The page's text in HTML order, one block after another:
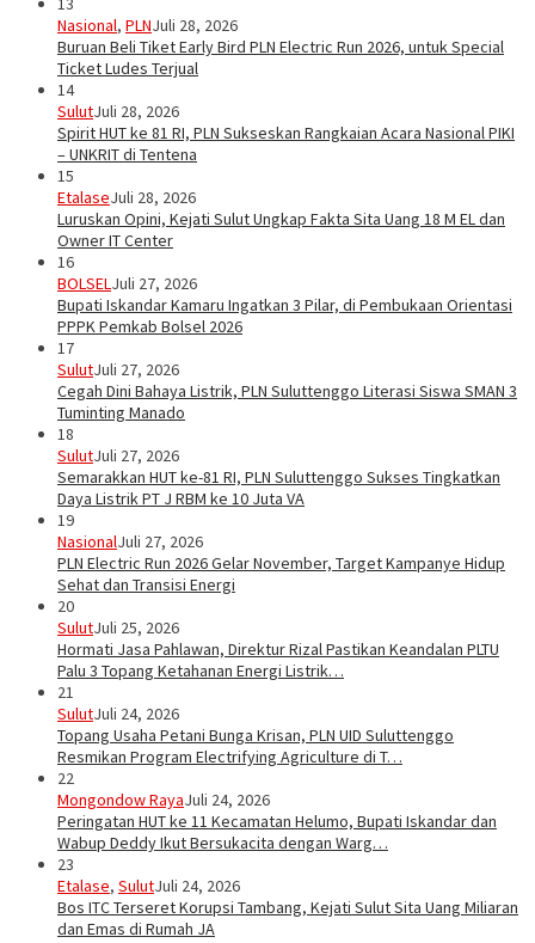
Nasional, PLNJuli 28, 2026
Buruan Beli Tiket Early Bird PLN Electric Run 2026, untuk Special
Ticket Ludes Terjual
14
SulutJuli 28, 2026
Spirit HUT ke 81 RI, PLN Sukseskan Rangkaian Acara Nasional PIKI
– UNKRIT di Tentena
15
EtalaseJuli 28, 2026
Luruskan Opini, Kejati Sulut Ungkap Fakta Sita Uang 18 M EL dan
Owner IT Center
16
BOLSELJuli 27, 2026
Bupati Iskandar Kamaru Ingatkan 3 Pilar, di Pembukaan Orientasi
PPPK Pemkab Bolsel 2026
17
SulutJuli 27, 2026
Cegah Dini Bahaya Listrik, PLN Suluttenggo Literasi Siswa SMAN 3
Tuminting Manado
18
SulutJuli 27, 2026
Semarakkan HUT ke-81 RI, PLN Suluttenggo Sukses Tingkatkan
Daya Listrik PT J RBM ke 10 Juta VA
19
NasionalJuli 27, 2026
PLN Electric Run 2026 Gelar November, Target Kampanye Hidup
Sehat dan Transisi Energi
20
SulutJuli 25, 2026
Hormati Jasa Pahlawan, Direktur Rizal Pastikan Keandalan PLTU
Palu 3 Topang Ketahanan Energi Listrik…
21
SulutJuli 24, 2026
Topang Usaha Petani Bunga Krisan, PLN UID Suluttenggo
Resmikan Program Electrifying Agriculture di T…
22
Mongondow RayaJuli 24, 2026
Peringatan HUT ke 11 Kecamatan Helumo, Bupati Iskandar dan
Wabup Deddy Ikut Bersukacita dengan Warg…
23
Etalase, SulutJuli 24, 2026
Bos ITC Terseret Korupsi Tambang, Kejati Sulut Sita Uang Miliaran
dan Emas di Rumah JA